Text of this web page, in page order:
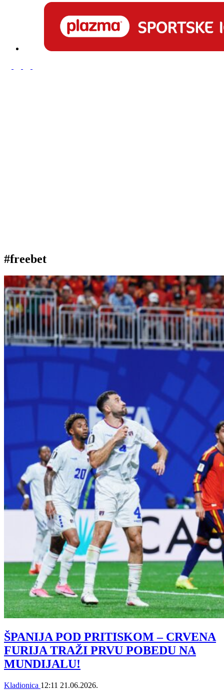
#freebet
ŠPANIJA POD PRITISKOM – CRVENA
FURIJA TRAŽI PRVU POBEDU NA
MUNDIJALU!
Kladionica 12:11 21.06.2026.